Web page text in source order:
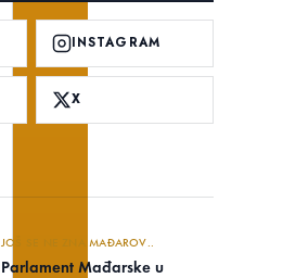
INSTAGRAM
X
JOŠ SE NE ZNA MAĐAROV..
Parlament Mađarske u